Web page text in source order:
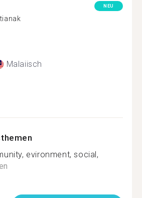
NEU
Malaiisch
evironment, social,